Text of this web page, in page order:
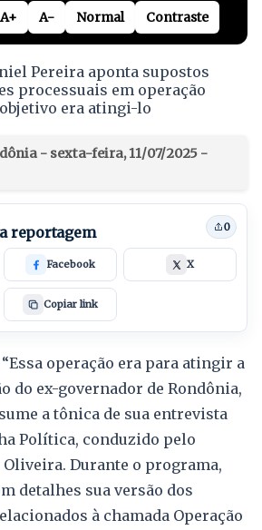
A+ A- Normal Contraste
Pereira aponta supostos
processuais em operação
era atingi-lo
- sexta-feira, 11/07/2025 -
reportagem 0
Facebook X
Copiar link
“Essa operação era para atingir a
do ex-governador de Rondônia,
a tônica de sua entrevista
Política, conduzido pelo
Durante o programa,
detalhes sua versão dos
à chamada Operação